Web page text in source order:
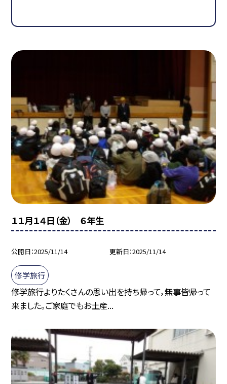
１１月１４日（金） ６年生
公開日 2025/11/14 更新日 2025/11/14
修学旅行
修学旅行よりたくさんの思い出を持ち帰って，無事皆帰って
来ました。ご家庭でもお土産...